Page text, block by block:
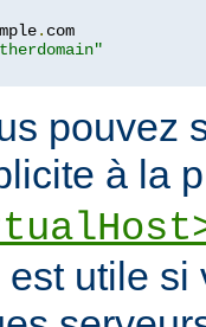
. com
pouvez
à la
utile